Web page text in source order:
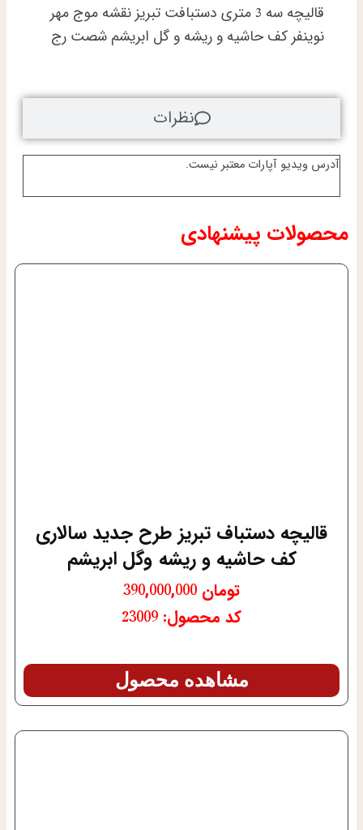
آدرس ویدیو آپارات معتبر نیست.
نظرات
قالیچه سه 3 متری دستبافت تبریز نقشه موج مهر
نوینفر کف حاشیه و ریشه و گل ابریشم شصت رج
محصولات پیشنهادی
قالیچه دستباف تبریز طرح جدید سالاری
کف حاشیه و ریشه وگل ابریشم
تومان
کد محصول: 23009
مشاهده محصول